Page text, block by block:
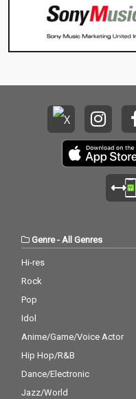
Genre- All Genres
Hi-res
Rock
Pop
Idol
Anime/Game/Voice Actor
Hip Hop/R&B
Dance/Electronic
Jazz/World